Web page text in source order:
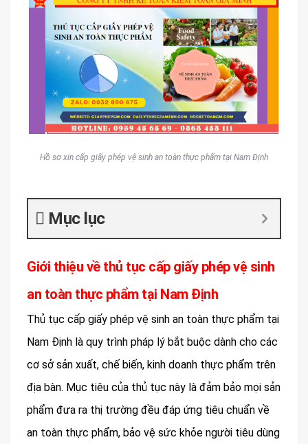
Hồ sơ xin cấp giấy phép vệ sinh an toàn thực phẩm tại Nam Định
Mục lục
Giới thiệu về thủ tục cấp giấy phép vệ sinh
an toàn thực phẩm tại Nam Định
Thủ tục cấp giấy phép vệ sinh an toàn thực phẩm tại
Nam Định là quy trình pháp lý bắt buộc dành cho các
cơ sở sản xuất, chế biến, kinh doanh thực phẩm trên
địa bàn. Mục tiêu của thủ tục này là đảm bảo mọi sản
phẩm đưa ra thị trường đều đáp ứng tiêu chuẩn về
an toàn thực phẩm, bảo vệ sức khỏe người tiêu dùng